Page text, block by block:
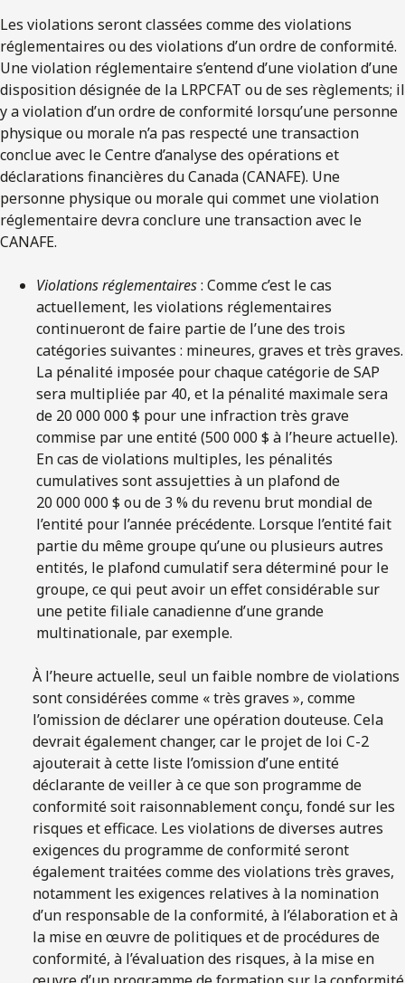
Les violations seront classées comme des violations
réglementaires ou des violations d’un ordre de conformité.
Une violation réglementaire s’entend d’une violation d’une
disposition désignée de la LRPCFAT ou de ses règlements; il
y a violation d’un ordre de conformité lorsqu’une personne
physique ou morale n’a pas respecté une transaction
conclue avec le Centre d’analyse des opérations et
déclarations financières du Canada (CANAFE). Une
personne physique ou morale qui commet une violation
réglementaire devra conclure une transaction avec le
CANAFE.
Violations réglementaires: Comme c’est le cas
actuellement, les violations réglementaires
continueront de faire partie de l’une des trois
catégories suivantes : mineures, graves et très graves.
La pénalité imposée pour chaque catégorie de SAP
sera multipliée par 40, et la pénalité maximale sera
de 20 000 000 $ pour une infraction très grave
commise par une entité (500 000 $ à l’heure actuelle).
En cas de violations multiples, les pénalités
cumulatives sont assujetties à un plafond de
20 000 000 $ ou de 3 % du revenu brut mondial de
l’entité pour l’année précédente. Lorsque l’entité fait
partie du même groupe qu’une ou plusieurs autres
entités, le plafond cumulatif sera déterminé pour le
groupe, ce qui peut avoir un effet considérable sur
une petite filiale canadienne d’une grande
multinationale, par exemple.
À l’heure actuelle, seul un faible nombre de violations
sont considérées comme « très graves », comme
l’omission de déclarer une opération douteuse. Cela
devrait également changer, car le projet de loi C-2
ajouterait à cette liste l’omission d’une entité
déclarante de veiller à ce que son programme de
conformité soit raisonnablement conçu, fondé sur les
risques et efficace. Les violations de diverses autres
exigences du programme de conformité seront
également traitées comme des violations très graves,
notamment les exigences relatives à la nomination
d’un responsable de la conformité, à l’élaboration et à
la mise en œuvre de politiques et de procédures de
conformité, à l’évaluation des risques, à la mise en